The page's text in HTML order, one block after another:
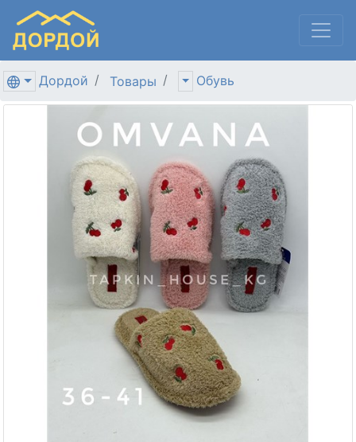
Дордой Товары Обувь